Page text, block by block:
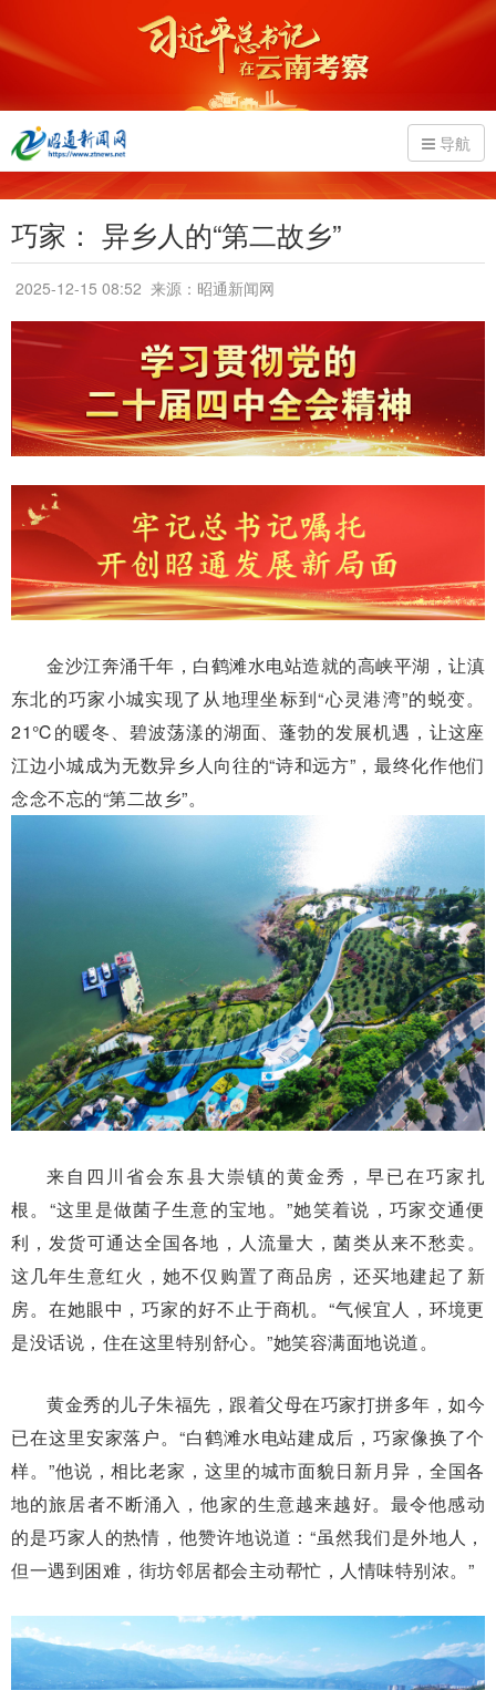
导航
巧家： 异乡人的“第二故乡”
2025-12-15 08:52 来源：昭通新闻网
金沙江奔涌千年，白鹤滩水电站造就的高峡平湖，让滇
东北的巧家小城实现了从地理坐标到“心灵港湾”的蜕变。
21℃的暖冬、碧波荡漾的湖面、蓬勃的发展机遇，让这座
江边小城成为无数异乡人向往的“诗和远方”，最终化作他们
念念不忘的“第二故乡”。
来自四川省会东县大崇镇的黄金秀，早已在巧家扎
根。“这里是做菌子生意的宝地。”她笑着说，巧家交通便
利，发货可通达全国各地，人流量大，菌类从来不愁卖。
这几年生意红火，她不仅购置了商品房，还买地建起了新
房。在她眼中，巧家的好不止于商机。“气候宜人，环境更
是没话说，住在这里特别舒心。”她笑容满面地说道。
黄金秀的儿子朱福先，跟着父母在巧家打拼多年，如今
已在这里安家落户。“白鹤滩水电站建成后，巧家像换了个
样。”他说，相比老家，这里的城市面貌日新月异，全国各
地的旅居者不断涌入，他家的生意越来越好。最令他感动
的是巧家人的热情，他赞许地说道：“虽然我们是外地人，
但一遇到困难，街坊邻居都会主动帮忙，人情味特别浓。”